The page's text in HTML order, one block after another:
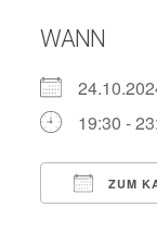
WANN
19:30 -
ZUM